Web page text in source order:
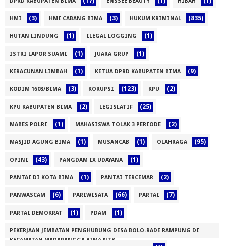
HMI (3) HMI CABANG BIMA (3) HUKUM KRIMINAL (835)
HUTAN LINDUNG (1) ILEGAL LOGGING (1)
ISTRI LAPOR SUAMI (1) JUARA GRUP (1)
KERACUNAN LIMBAH (1) KETUA DPRD KABUPATEN BIMA (9)
KODIM 1608/BIMA (3) KORUPSI (123) KPU (2)
KPU KABUPATEN BIMA (2) LEGISLATIF (25)
MABES POLRI (1) MAHASISWA TOLAK 3 PERIODE (2)
MASJID AGUNG BIMA (1) MUSANCAB (1) OLAHRAGA (95)
OPINI (43) PANGDAM IX UDAYANA (1)
PANTAI DI KOTA BIMA (1) PANTAI TERCEMAR (2)
PANWASCAM (6) PARIWISATA (66) PARTAI (7)
PARTAI DEMOKRAT (1) PDAM (1)
PEKERJAAN JEMBATAN PENGHUBUNG DESA BOLO-RADE RAMPUNG DI
KECAMATAN MADAPANGGA BIMA NTB